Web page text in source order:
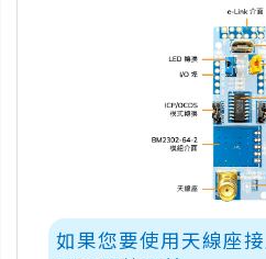
如果您要使用天線座